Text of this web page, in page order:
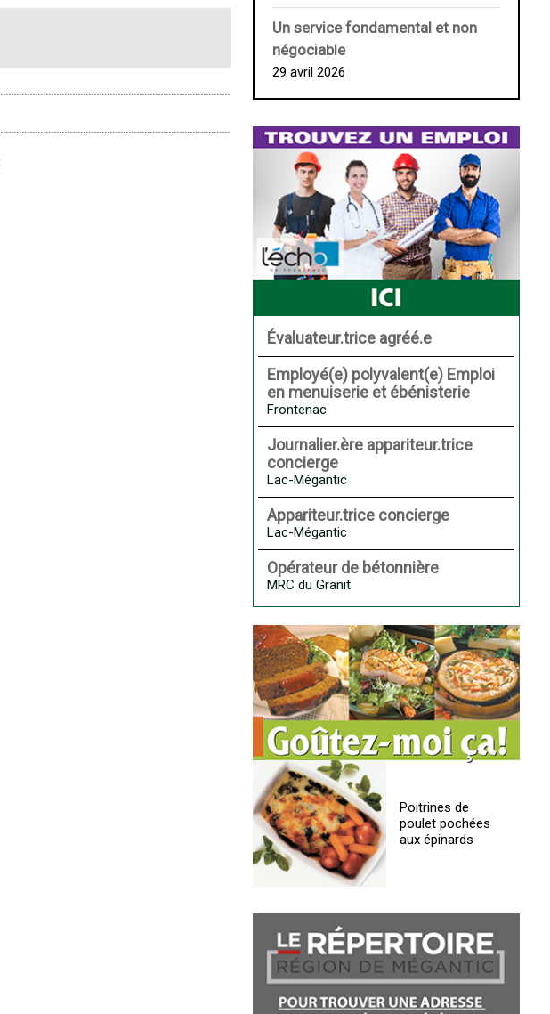
Un service fondamental et non
négociable
29 avril 2026
Évaluateur.trice agréé.e
Employé(e) polyvalent(e) Emploi
en menuiserie et ébénisterie
Frontenac
Journalier.ère appariteur.trice
concierge
Lac-Mégantic
Appariteur.trice concierge
Lac-Mégantic
Opérateur de bétonnière
MRC du Granit
Poitrines de
poulet pochées
aux épinards